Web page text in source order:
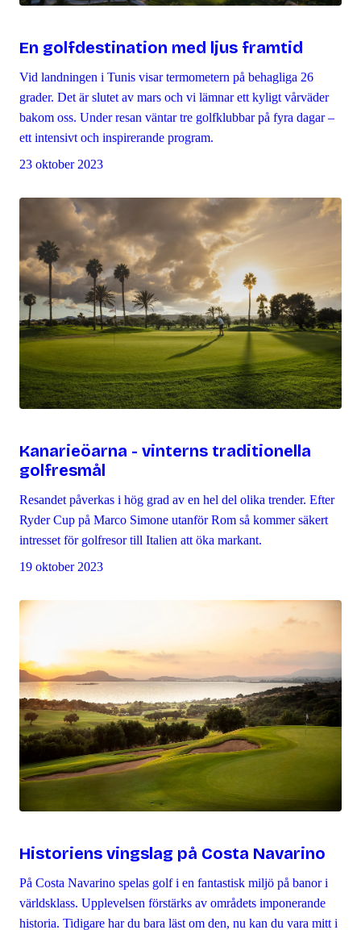
En golfdestination med ljus framtid
Vid landningen i Tunis visar termometern på behagliga 26
grader. Det är slutet av mars och vi lämnar ett kyligt vårväder
bakom oss. Under resan väntar tre golfklubbar på fyra dagar –
ett intensivt och inspirerande program.
23 oktober 2023
Kanarieöarna - vinterns traditionella
golfresmål
Resandet påverkas i hög grad av en hel del olika trender. Efter
Ryder Cup på Marco Simone utanför Rom så kommer säkert
intresset för golfresor till Italien att öka markant.
19 oktober 2023
Historiens vingslag på Costa Navarino
På Costa Navarino spelas golf i en fantastisk miljö på banor i
världsklass. Upplevelsen förstärks av områdets imponerande
historia. Tidigare har du bara läst om den, nu kan du vara mitt i